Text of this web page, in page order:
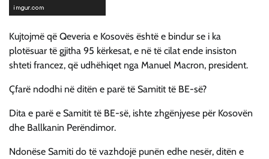
Kujtojmë që Qeveria e Kosovës është e bindur se i ka
plotësuar të gjitha 95 kërkesat, e në të cilat ende insiston
shteti francez, që udhëhiqet nga Manuel Macron, president.
Çfarë ndodhi në ditën e parë të Samitit të BE-së?
Dita e parë e Samitit të BE-së, ishte zhgënjyese për Kosovën
dhe Ballkanin Perëndimor.
Ndonëse Samiti do të vazhdojë punën edhe nesër, ditën e